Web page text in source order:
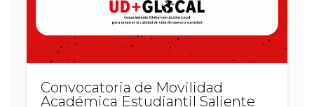
Convocatoria de Movilidad
Académica Estudiantil Saliente